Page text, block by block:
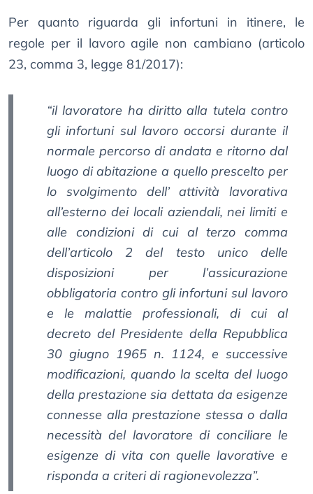
Per quanto riguarda gli infortuni in itinere, le
regole per il lavoro agile non cambiano (articolo
23, comma 3, legge 81/2017):
“il lavoratore ha diritto alla tutela contro
gli infortuni sul lavoro occorsi durante il
normale percorso di andata e ritorno dal
luogo di abitazione a quello prescelto per
lo svolgimento dell’ attività lavorativa
all’esterno dei locali aziendali, nei limiti e
alle condizioni di cui al terzo comma
dell’articolo 2 del testo unico delle
disposizioni per l’assicurazione
obbligatoria contro gli infortuni sul lavoro
e le malattie professionali, di cui al
decreto del Presidente della Repubblica
30 giugno 1965 n. 1124, e successive
modificazioni, quando la scelta del luogo
della prestazione sia dettata da esigenze
connesse alla prestazione stessa o dalla
necessità del lavoratore di conciliare le
esigenze di vita con quelle lavorative e
risponda a criteri di ragionevolezza”.